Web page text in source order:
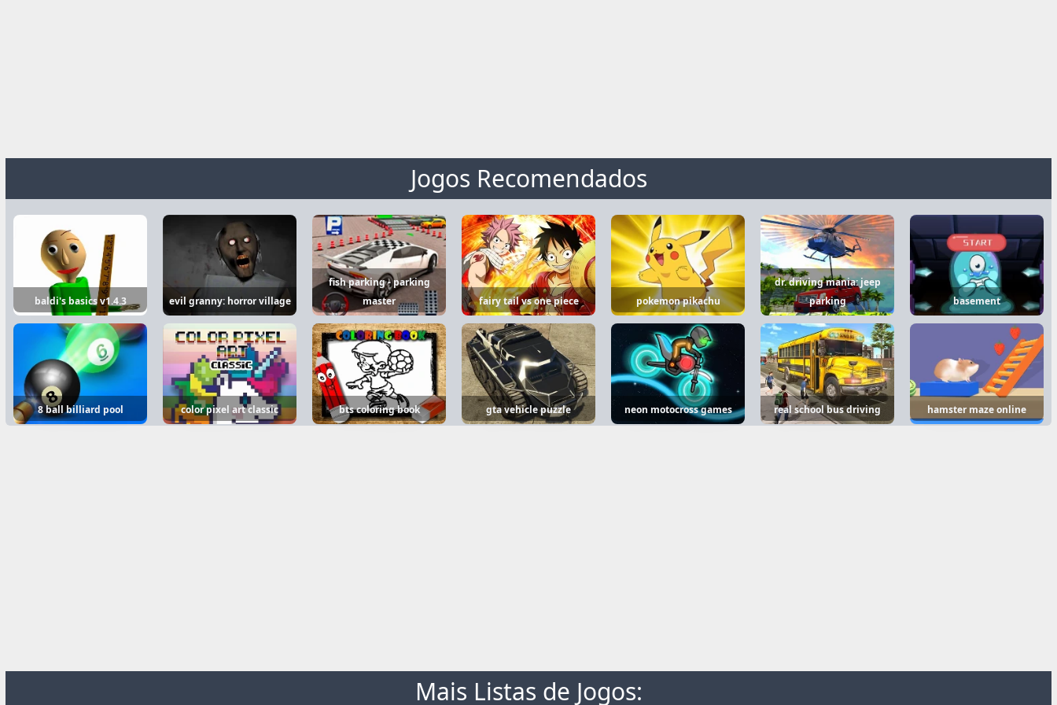
Jogos Recomendados
baldi's basics v1.4.3 evil granny: horror village
fish parking - parking
master
fairy tail vs one piece pokemon pikachu
dr. driving mania: jeep
parking
basement
8 ball billiard pool color pixel art classic bts coloring book gta vehicle puzzle neon motocross games real school bus driving hamster maze online
Mais Listas de Jogos: